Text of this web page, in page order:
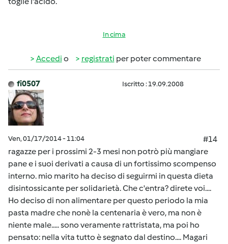
In cima
Accedi o registrati per poter commentare
fi0507 Iscritto : 19.09.2008
Ven, 01/17/2014 - 11:04
#14
ragazze per i prossimi 2-3 mesi non potrò più mangiare
pane e i suoi derivati a causa di un fortissimo scompenso
interno. mio marito ha deciso di seguirmi in questa dieta
disintossicante per solidarietà. Che c'entra? direte voi....
Ho deciso di non alimentare per questo periodo la mia
pasta madre che nonè la centenaria è vero, ma non è
niente male..... sono veramente rattristata, ma poi ho
pensato: nella vita tutto è segnato dal destino.... Magari